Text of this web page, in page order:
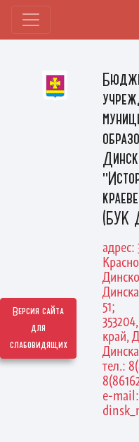
Версия сайта
для
слабовидящих
(БУК
адрес:
51;
край,
тел.:
e-mail: